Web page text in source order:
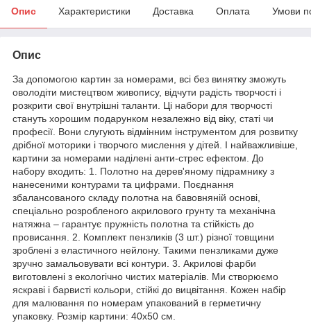
Опис Характеристики Доставка Оплата Умови
Опис
За допомогою картин за номерами, всі без винятку зможуть
оволодіти мистецтвом живопису, відчути радість творчості і
розкрити свої внутрішні таланти. Ці набори для творчості
стануть хорошим подарунком незалежно від віку, статі чи
професії. Вони слугують відмінним інструментом для розвитку
дрібної моторики і творчого мислення у дітей. І найважливіше,
картини за номерами наділені анти-стрес ефектом. До
набору входить: 1. Полотно на дерев'яному підрамнику з
нанесеними контурами та цифрами. Поєднання
збалансованого складу полотна на бавовняній основі,
спеціально розробленого акрилового грунту та механічна
натяжна – гарантує пружність полотна та стійкість до
провисання. 2. Комплект пензликів (3 шт.) різної товщини
зроблені з еластичного нейлону. Такими пензликами дуже
зручно замальовувати всі контури. 3. Акрилові фарби
виготовлені з екологічно чистих матеріалів. Ми створюємо
яскраві і барвисті кольори, стійкі до вицвітання. Кожен набір
для малювання по номерам упакований в герметичну
упаковку. Розмір картини: 40х50 см.